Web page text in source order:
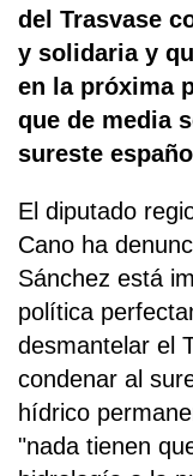
del Trasvase
y solidaria y
en la próxima
que de media
sureste
El diputado
Cano ha
Sánchez está
política
desmantelar el
condenar al
hídrico
"nada tienen